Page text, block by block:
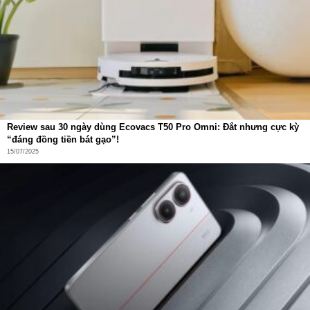
gia đình và kéo dài tuổi thọ sản phẩm. Đây chính là lựa
chọn lý tưởng cho những khu vực có thời tiết khắc nghiệt,
thất thường.
Review sau 30 ngày dùng Ecovacs T50 Pro Omni: Đắt nhưng cực kỳ
“đáng đồng tiền bát gạo”!
15/07/2025